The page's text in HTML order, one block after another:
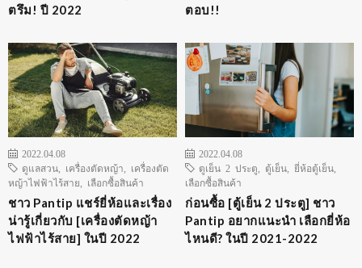
ตรึม! ปี 2022
ตอบ!!
2022.04.08
ดูแลสวน
เครื่องตัดหญ้า
เครื่องตัด
หญ้าไฟฟ้าไร้สาย
เลือกซื้อสินค้า
ชาว Pantip แชร์ยี่ห้อและเรื่อง
น่ารู้เกี่ยวกับ [เครื่องตัดหญ้า
ไฟฟ้าไร้สาย] ในปี 2022
2022.04.08
ตูเย็น 2 ประตู
ตู้เย็น ยี่ห้อตู้เย็น
เลือกซื้อสินค้า
ก่อนซื้อ [ตู้เย็น 2 ประตู] ชาว
Pantip อยากแนะนำ เลือกยี่ห้อ
ไหนดี? ในปี 2021-2022